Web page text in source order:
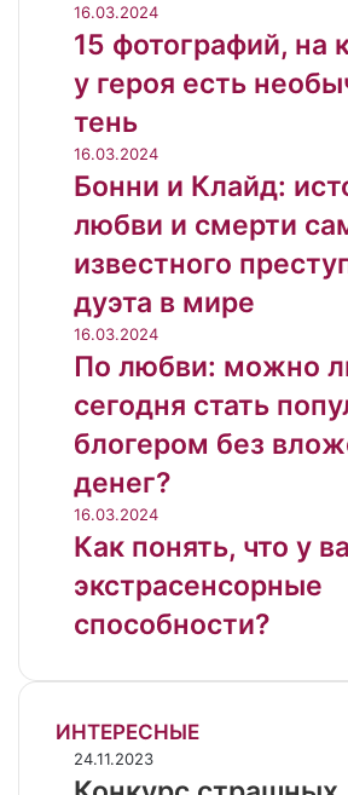
16.03.2024
15 фотографий, на
у героя есть
тень
16.03.2024
Бонни и Клайд:
любви и смерти
известного
дуэта в мире
16.03.2024
По любви: можно
сегодня стать
блогером без
денег?
16.03.2024
Как понять, что у
экстрасенсорные
способности?
ИНТЕРЕСНЫЕ
Конкурс
страшных
24.11.2023